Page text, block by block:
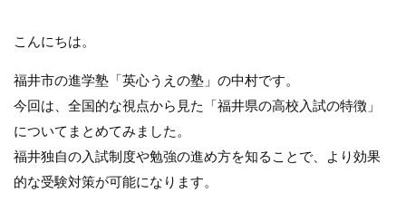
こんにちは。
福井市の進学塾「英心うえの塾」の中村です。
今回は、全国的な視点から見た「福井県の高校入試の特徴」
についてまとめてみました。
福井独自の入試制度や勉強の進め方を知ることで、より効果
的な受験対策が可能になります。